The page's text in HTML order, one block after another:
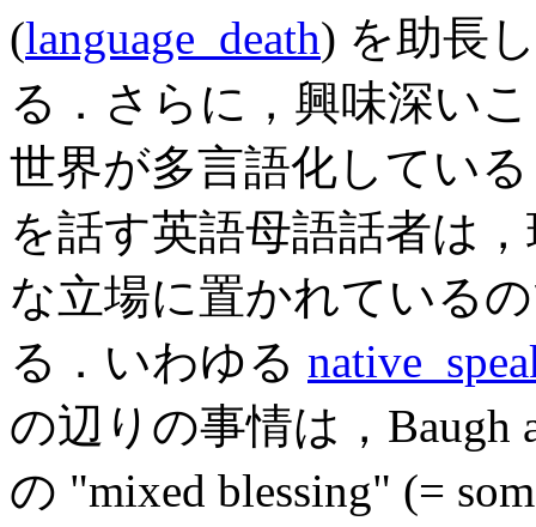
(language_death) を助長
る．さらに，興味深い
世界が多言語化してい
を話す英語母語話者は
な立場に置かれている
る．いわゆる
の辺りの事情は，Baugh
の "mixed blessing" (=